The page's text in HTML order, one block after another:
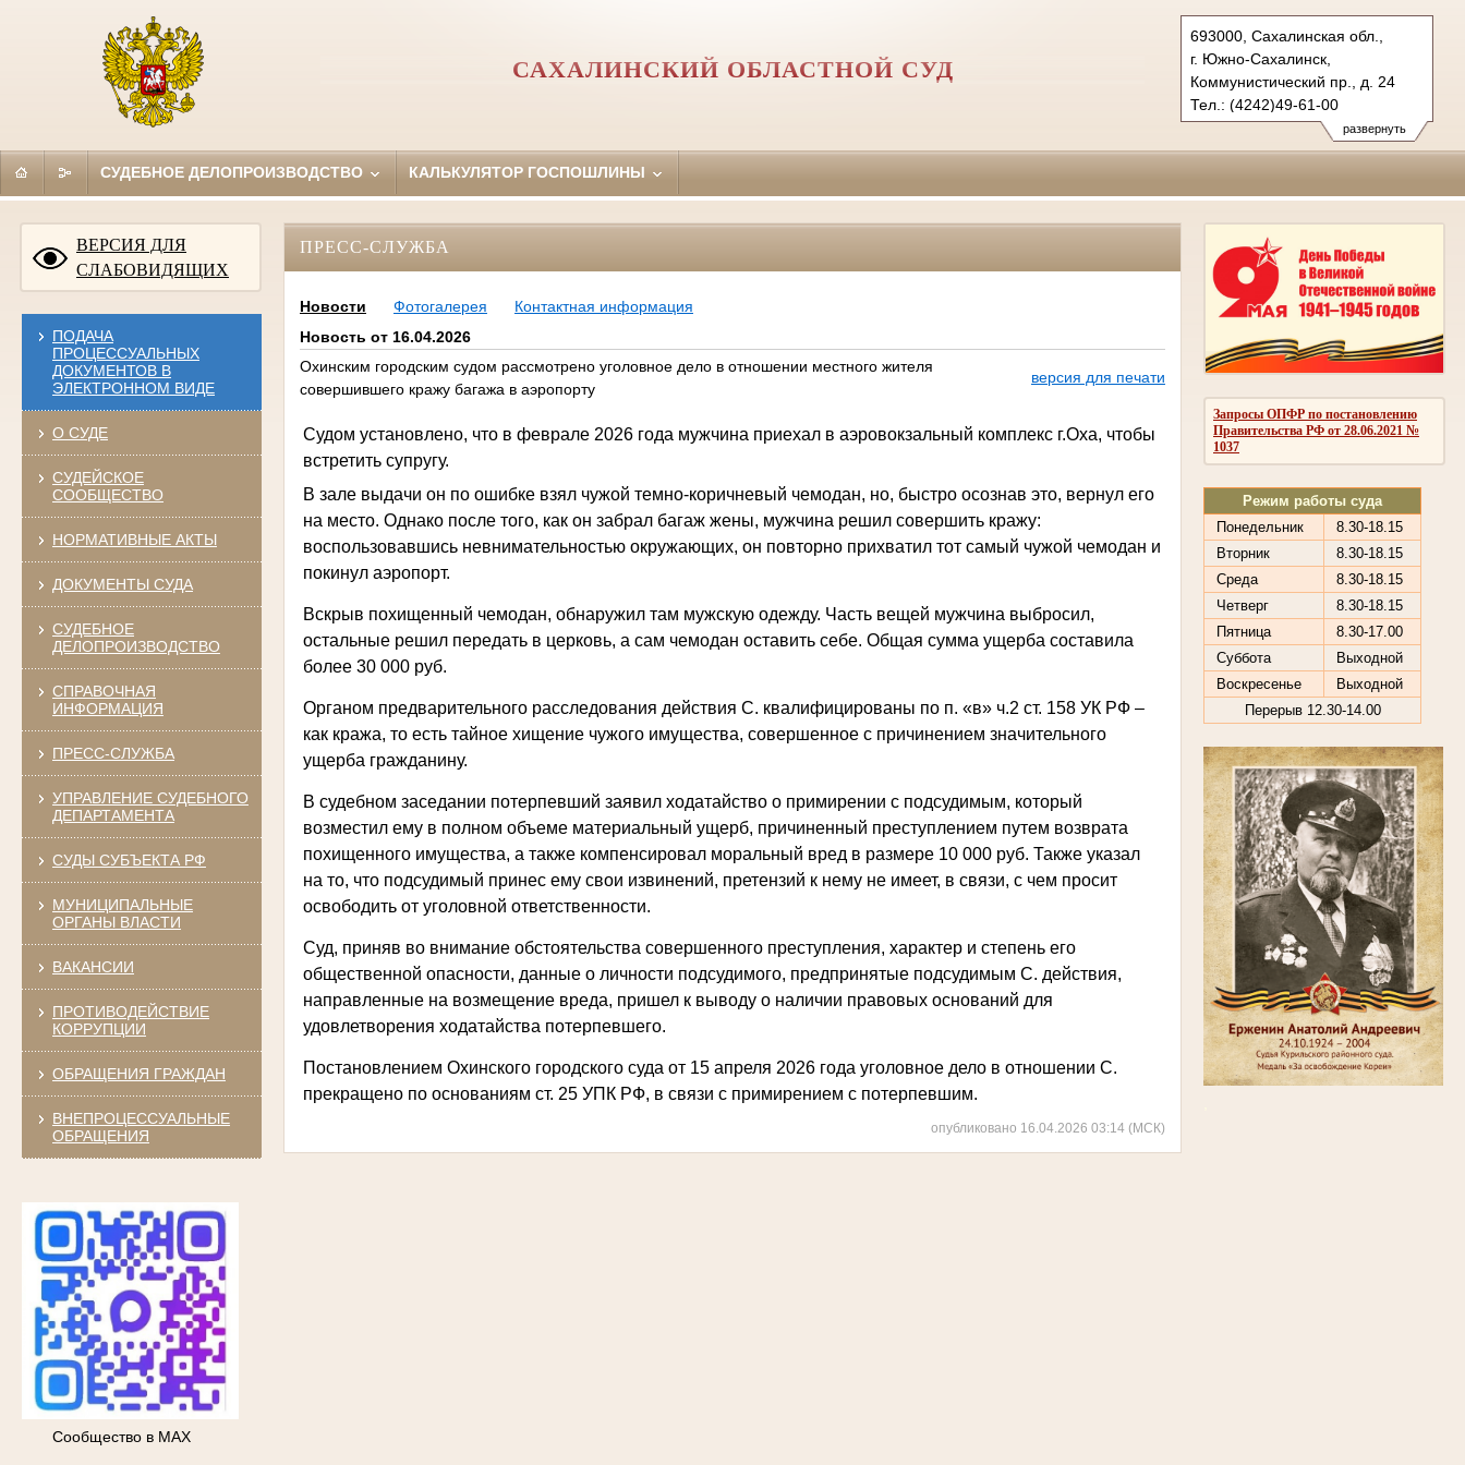
развернуть
693000, Сахалинская обл.,
г. Южно-Сахалинск,
Коммунистический пр., д. 24
Тел.: (4242)49-61-00
oblsud.sah@sudrf.ru
САХАЛИНСКИЙ ОБЛАСТНОЙ СУД
СУДЕБНОЕ ДЕЛОПРОИЗВОДСТВО КАЛЬКУЛЯТОР ГОСПОШЛИНЫ
ВЕРСИЯ ДЛЯ
СЛАБОВИДЯЩИХ
ПОДАЧА
ПРОЦЕССУАЛЬНЫХ
ДОКУМЕНТОВ В
ЭЛЕКТРОННОМ ВИДЕ
О СУДЕ
СУДЕЙСКОЕ
СООБЩЕСТВО
НОРМАТИВНЫЕ АКТЫ
ДОКУМЕНТЫ СУДА
СУДЕБНОЕ
ДЕЛОПРОИЗВОДСТВО
СПРАВОЧНАЯ
ИНФОРМАЦИЯ
ПРЕСС-СЛУЖБА
УПРАВЛЕНИЕ СУДЕБНОГО
ДЕПАРТАМЕНТА
СУДЫ СУБЪЕКТА РФ
МУНИЦИПАЛЬНЫЕ
ОРГАНЫ ВЛАСТИ
ВАКАНСИИ
ПРОТИВОДЕЙСТВИЕ
КОРРУПЦИИ
ОБРАЩЕНИЯ ГРАЖДАН
ВНЕПРОЦЕССУАЛЬНЫЕ
ОБРАЩЕНИЯ
Сообщество в МАХ
Запросы ОПФР по постановлению
Правительства РФ от 28.06.2021 №
1037
Режим работы суда
Понедельник
8.30-18.15
Вторник
8.30-18.15
Среда
8.30-18.15
Четверг
8.30-18.15
Пятница
8.30-17.00
Суббота
Выходной
Воскресенье
Выходной
Перерыв 12.30-14.00
ПРЕСС-СЛУЖБА
Новости Фотогалерея
Контактная информация
Новость от 16.04.2026
Охинским городским судом рассмотрено уголовное дело в отношении местного жителя
совершившего кражу багажа в аэропорту
версия для печати
Судом установлено, что в феврале 2026 года мужчина приехал в аэровокзальный комплекс г.Оха, чтобы
встретить супругу.
В зале выдачи он по ошибке взял чужой темно-коричневый чемодан, но, быстро осознав это, вернул его
на место. Однако после того, как он забрал багаж жены, мужчина решил совершить кражу:
воспользовавшись невнимательностью окружающих, он повторно прихватил тот самый чужой чемодан и
покинул аэропорт.
Вскрыв похищенный чемодан, обнаружил там мужскую одежду. Часть вещей мужчина выбросил,
остальные решил передать в церковь, а сам чемодан оставить себе. Общая сумма ущерба составила
более 30 000 руб.
Органом предварительного расследования действия С. квалифицированы по п. «в» ч.2 ст. 158 УК РФ –
как кража, то есть тайное хищение чужого имущества, совершенное с причинением значительного
ущерба гражданину.
В судебном заседании потерпевший заявил ходатайство о примирении с подсудимым, который
возместил ему в полном объеме материальный ущерб, причиненный преступлением путем возврата
похищенного имущества, а также компенсировал моральный вред в размере 10 000 руб. Также указал
на то, что подсудимый принес ему свои извинений, претензий к нему не имеет, в связи, с чем просит
освободить от уголовной ответственности.
Суд, приняв во внимание обстоятельства совершенного преступления, характер и степень его
общественной опасности, данные о личности подсудимого, предпринятые подсудимым С. действия,
направленные на возмещение вреда, пришел к выводу о наличии правовых оснований для
удовлетворения ходатайства потерпевшего.
Постановлением Охинского городского суда от 15 апреля 2026 года уголовное дело в отношении С.
прекращено по основаниям ст. 25 УПК РФ, в связи с примирением с потерпевшим.
опубликовано 16.04.2026 03:14 (МСК)